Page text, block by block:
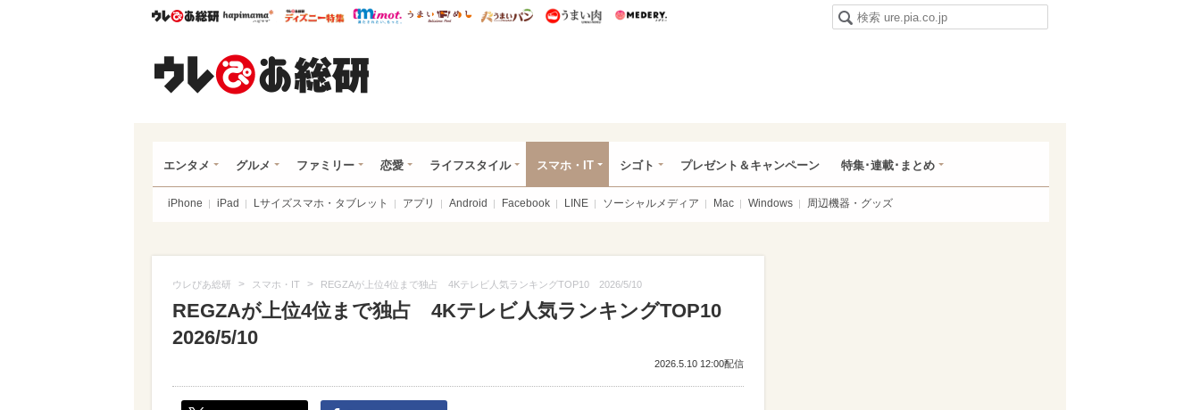
ウレぴあ総研ハピママ* ウレぴあ総研 ディズニー特集
mimot. うまいめし うまいパン うまい肉
エンタメ グルメ ファミリー 恋愛 ライフスタイル スマホ・IT シゴト プレゼント＆キャンペーン 特集･連載･まとめ
iPhone iPad Lサイズスマホ・タブレット アプリ Android Facebook LINE ソーシャルメディア Mac Windows 周辺機器・グッズ
ウレぴあ総研 > スマホ・IT > REGZAが上位4位まで独占 4Kテレビ人気ランキングTOP10 2026/5/10
REGZAが上位4位まで独占 4Kテレビ人気ランキングTOP10
2026/5/10
2026.5.10 12:00配信